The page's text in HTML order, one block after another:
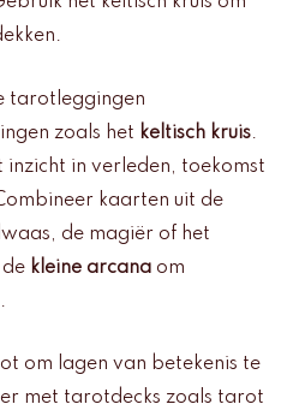
tarotleggingen
zoals het keltisch kruis.
inzicht in verleden, toekomst
kaarten uit de
de magiër of het
kleine arcana om
om lagen van betekenis te
met tarotdecks zoals tarot